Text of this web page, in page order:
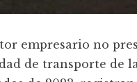
empresario no
de transporte de